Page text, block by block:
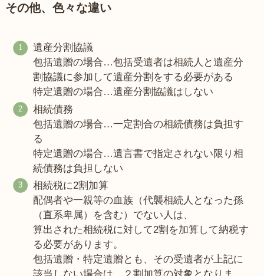
その他、色々な違い
遺産分割協議
包括遺贈の場合…包括受遺者は相続人と遺産分
割協議に参加して遺産分割をする必要がある
特定遺贈の場合…遺産分割協議はしない
相続債務
包括遺贈の場合…一定割合の相続債務は負担す
る
特定遺贈の場合…遺言書で指定されない限り相
続債務は負担しない
相続税に2割加算
配偶者や一親等の血族（代襲相続人となった孫
（直系卑属）を含む）でない人は、
算出された相続税に対して2割を加算して納税す
る必要があります。
包括遺贈・特定遺贈とも、その受遺者が上記に